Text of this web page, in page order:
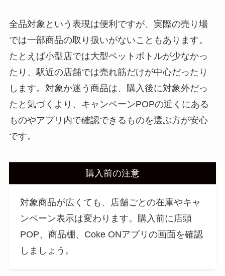
全品対象という表現は便利ですが、実際の売り場
では一部商品の取り扱いがないこともあります。
たとえば小型店では大型ペットボトルが少なかっ
たり、駅近の店舗では売れ筋だけが中心だったり
します。対象か迷う商品は、購入後に対象外だっ
たと気づくより、キャンペーンPOPの近くにある
ものやアプリ内で確認できるものを選ぶ方が安心
です。
購入前の注意
対象商品が広くても、店舗ごとの在庫やキャ
ンペーン表示は変わります。購入前に店頭
POP、商品棚、Coke ONアプリの画面を確認
しましょう。